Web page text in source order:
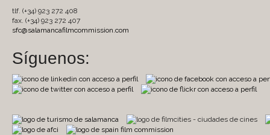
tlf. (+34) 923 272 408
fax. (+34) 923 272 407
sfc@salamancafilmcommission.com
Síguenos: